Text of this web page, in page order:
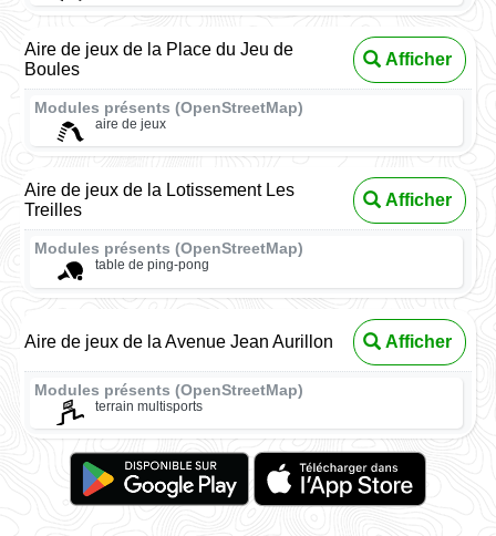
Aire de jeux de la Place du Jeu de
Boules
Afficher
Modules présents (OpenStreetMap)
aire de jeux
Aire de jeux de la Lotissement Les
Treilles
Afficher
Modules présents (OpenStreetMap)
table de ping-pong
Aire de jeux de la Avenue Jean Aurillon Afficher
Modules présents (OpenStreetMap)
terrain multisports